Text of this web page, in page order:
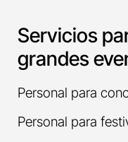
Servicios
grandes
Personal para
Personal para